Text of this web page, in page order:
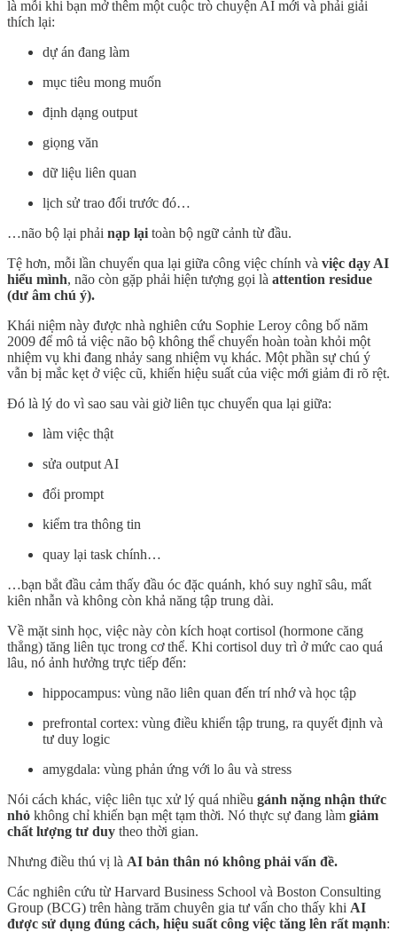
là mỗi khi bạn mở thêm một cuộc trò chuyện AI mới và phải giải
thích lại:
dự án đang làm
mục tiêu mong muốn
định dạng output
giọng văn
dữ liệu liên quan
lịch sử trao đổi trước đó…
…não bộ lại phải nạp lại toàn bộ ngữ cảnh từ đầu.
Tệ hơn, mỗi lần chuyển qua lại giữa công việc chính và việc dạy AI
hiểu mình, não còn gặp phải hiện tượng gọi là attention residue
(dư âm chú ý).
Khái niệm này được nhà nghiên cứu Sophie Leroy công bố năm
2009 để mô tả việc não bộ không thể chuyển hoàn toàn khỏi một
nhiệm vụ khi đang nhảy sang nhiệm vụ khác. Một phần sự chú ý
vẫn bị mắc kẹt ở việc cũ, khiến hiệu suất của việc mới giảm đi rõ rệt.
Đó là lý do vì sao sau vài giờ liên tục chuyển qua lại giữa:
làm việc thật
sửa output AI
đổi prompt
kiểm tra thông tin
quay lại task chính…
…bạn bắt đầu cảm thấy đầu óc đặc quánh, khó suy nghĩ sâu, mất
kiên nhẫn và không còn khả năng tập trung dài.
Về mặt sinh học, việc này còn kích hoạt cortisol (hormone căng
thẳng) tăng liên tục trong cơ thể. Khi cortisol duy trì ở mức cao quá
lâu, nó ảnh hưởng trực tiếp đến:
hippocampus: vùng não liên quan đến trí nhớ và học tập
prefrontal cortex: vùng điều khiển tập trung, ra quyết định và
tư duy logic
amygdala: vùng phản ứng với lo âu và stress
Nói cách khác, việc liên tục xử lý quá nhiều gánh nặng nhận thức
nhỏ không chỉ khiến bạn mệt tạm thời. Nó thực sự đang làm giảm
chất lượng tư duy theo thời gian.
Nhưng điều thú vị là AI bản thân nó không phải vấn đề.
Các nghiên cứu từ Harvard Business School và Boston Consulting
Group (BCG) trên hàng trăm chuyên gia tư vấn cho thấy khi AI
được sử dụng đúng cách, hiệu suất công việc tăng lên rất mạnh: